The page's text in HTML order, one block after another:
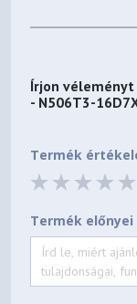
Írjon véleményt
- N506T3-
Termék
Termék előnyei